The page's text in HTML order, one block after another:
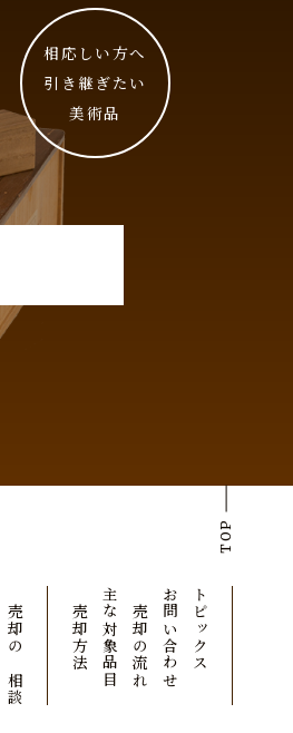
相応しい⽅へ
引き継ぎたい
美術品
ご売却のご相談 ご売却方法主な対象品目ご売却の流れお問い合わせ トピックス
TOP